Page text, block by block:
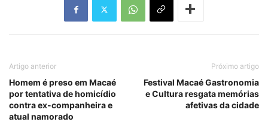
Artigo anterior
Homem é preso em Macaé
por tentativa de homicídio
contra ex-companheira e
atual namorado
Próximo artigo
Festival Macaé Gastronomia
e Cultura resgata memórias
afetivas da cidade